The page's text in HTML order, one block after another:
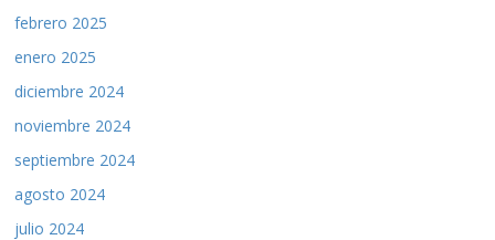
febrero 2025
enero 2025
diciembre 2024
noviembre 2024
septiembre 2024
agosto 2024
julio 2024